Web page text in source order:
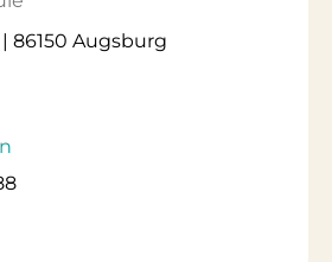
86150 Augsburg